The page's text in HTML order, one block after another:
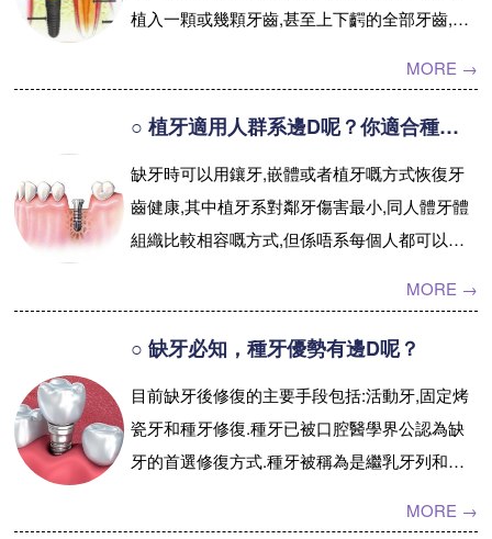
植入一顆或幾顆牙齒,甚至上下齶的全部牙齒,植
【詳情】
MORE →
○ 植牙適用人群系邊D呢？你適合種牙嗎?
缺牙時可以用鑲牙,嵌體或者植牙嘅方式恢復牙
齒健康,其中植牙系對鄰牙傷害最小,同人體牙體
組織比較相容嘅方式,但係唔系每個人都可以植
MORE →
○ 缺牙必知，種牙優勢有邊D呢？
目前缺牙後修復的主要手段包括:活動牙,固定烤
瓷牙和種牙修復.種牙已被口腔醫學界公認為缺
牙的首選修復方式.種牙被稱為是繼乳牙列和恆
【詳情】
MORE →